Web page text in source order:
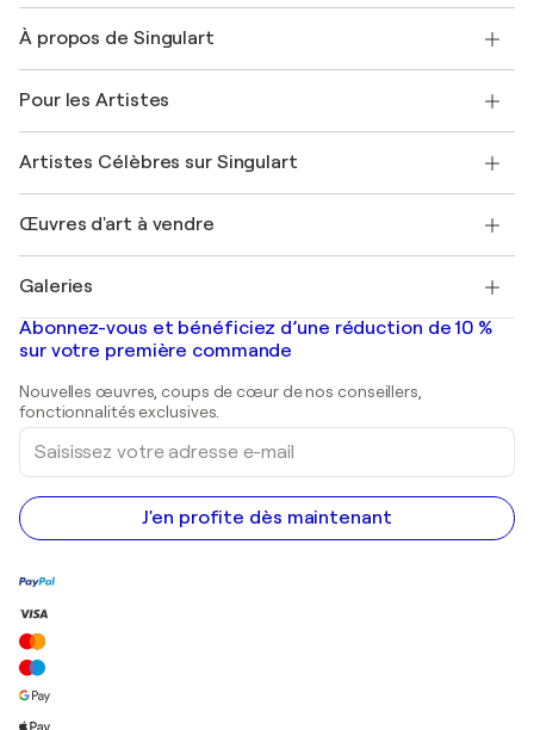
Expédition
Offrir une carte cadeau
Rejoignez notre programme commercial
Mon compte
+33 1 76 44 06 42
À propos de Singulart
FAQ
Magazine Singulart
Emplois
Découvrez une sélection d'art original
Pour les Artistes
Se connecter en tant qu'Artiste
Artistes Célèbres sur Singulart
Marc Chagall
Banksy
Mr. Brainwash
Shepard Fairey
Œuvres d'art à vendre
Tableaux abstraits à vendre
Peintures de paysage
Estampes
Peintures acryliques
Galeries
Galeries d'art en France
Galeries d'art en Belgique
Abonnez-vous et bénéficiez d’une réduction de 10 %
sur votre première commande
Nouvelles œuvres, coups de cœur de nos conseillers,
fonctionnalités exclusives.
Saisissez
votre
adresse
e-
mail
J'en profite dès maintenant